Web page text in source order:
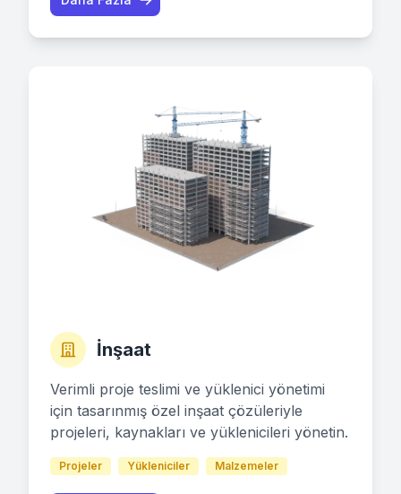
İnşaat
Verimli proje teslimi ve yüklenici yönetimi
için tasarınmış özel inşaat çözüleriyle
projeleri, kaynakları ve yüklenicileri yönetin.
Projeler Yükleniciler Malzemeler